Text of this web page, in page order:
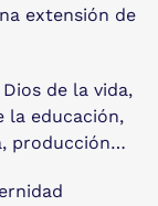
extensión de
de la vida,
la educación,
producción…